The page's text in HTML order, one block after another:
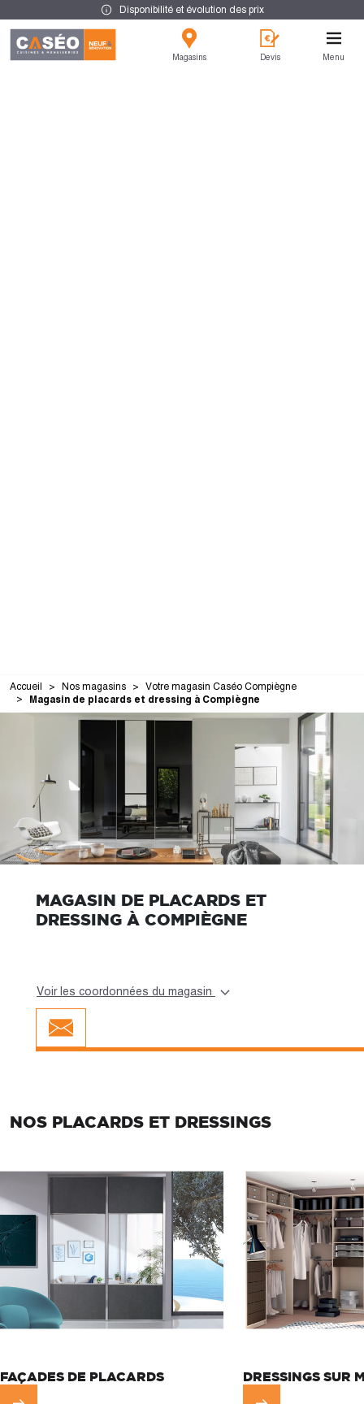
Disponibilité et évolution des prix
Magasins Devis Menu
Accueil Nos magasins Votre magasin Caséo Compiègne
Magasin de placards et dressing à Compiègne
MAGASIN DE PLACARDS ET
DRESSING À COMPIÈGNE
Voir les coordonnées du magasin
NOS PLACARDS ET DRESSINGS
FAÇADES DE PLACARDS DRESSINGS SUR